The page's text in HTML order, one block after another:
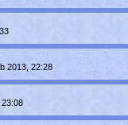
2013, 22:28